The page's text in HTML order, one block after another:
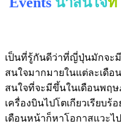
เป็นที่รู้กันดีว่าที่ญี่ปุ่นมักจะ
สนใจมากมายในแต่ละเดือ
สนใจที่จะมีขึ้นในเดือนพฤ
เครื่องบินไปโตเกียวเรียบ
เดือนหน้าก็หาโอกาสแวะไ